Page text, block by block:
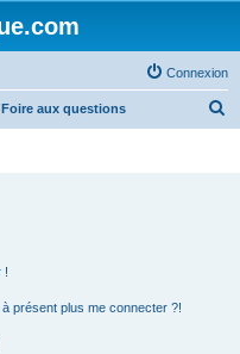
Connexion
Foire aux questions
!
présent plus me connecter ?!